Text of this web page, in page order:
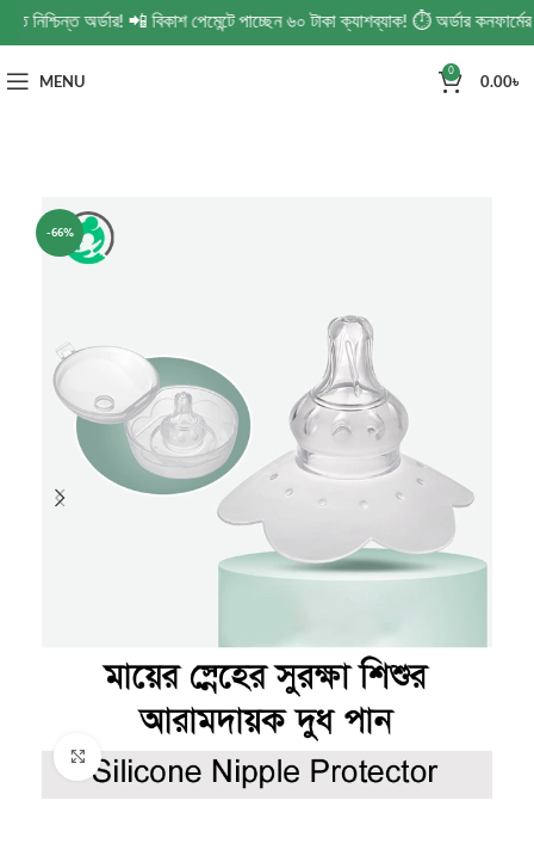
অর্ডার! 📲 বিকাশ পেমেন্টে পাচ্ছেন ৬০ টাকা ক্যাশব্যাক! ⏱️ অর্ডার
MENU 0 0.00৳
-66%
Click to enlarge